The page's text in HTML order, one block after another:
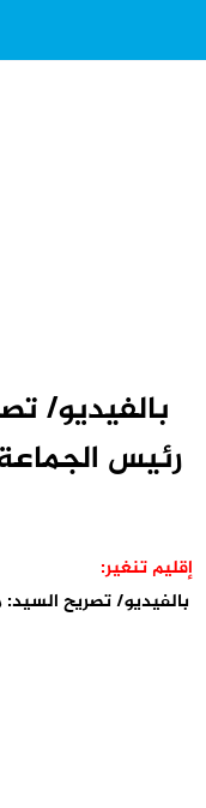
بالفيديو/
رئيس
إقليم تنغير:
بالفيديو/ تصريح السيد: